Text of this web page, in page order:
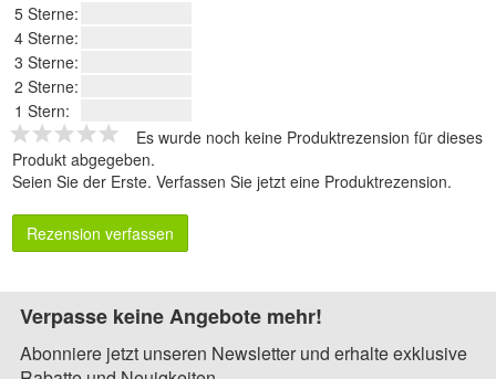
5 Sterne:
4 Sterne:
3 Sterne:
2 Sterne:
1 Stern:
Es wurde noch keine Produktrezension für dieses
Produkt abgegeben.
Seien Sie der Erste. Verfassen Sie jetzt eine Produktrezension.
Rezension verfassen
Verpasse keine Angebote mehr!
Abonniere jetzt unseren Newsletter und erhalte exklusive